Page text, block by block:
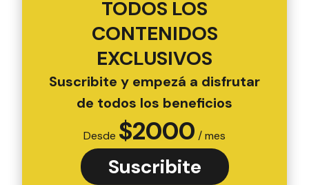
TODOS LOS
CONTENIDOS
EXCLUSIVOS
Suscribite y empezá a disfrutar
de todos los beneficios
Desde $2000 / mes
Suscribite